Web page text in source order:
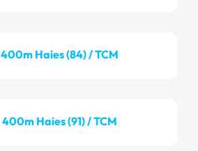
400m Haies (84) / TCM
400m Haies (91) / TCM